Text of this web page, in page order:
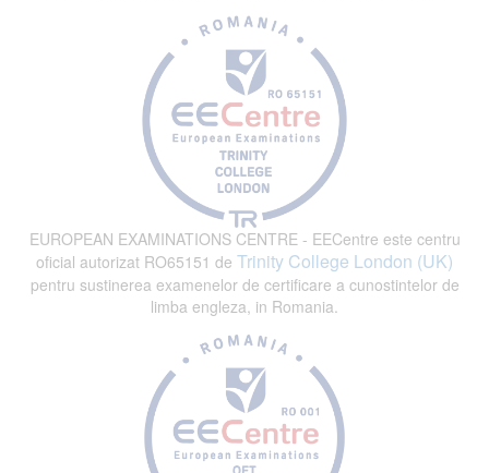
EUROPEAN EXAMINATIONS CENTRE - EECentre este centru
oficial autorizat RO65151 de Trinity College London (UK)
pentru sustinerea examenelor de certificare a cunostintelor de
limba engleza, in Romania.